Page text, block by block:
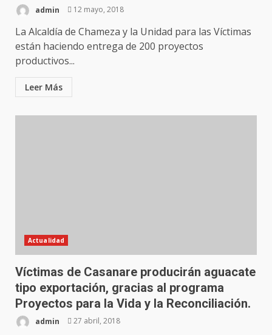
admin 12 mayo, 2018
La Alcaldía de Chameza y la Unidad para las Víctimas
están haciendo entrega de 200 proyectos
productivos...
Leer Más
Actualidad
Víctimas de Casanare producirán aguacate
tipo exportación, gracias al programa
Proyectos para la Vida y la Reconciliación.
admin 27 abril, 2018